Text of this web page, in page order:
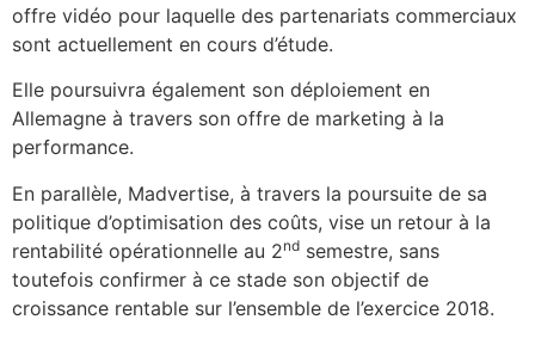
offre vidéo pour laquelle des partenariats commerciaux
sont actuellement en cours d’étude.
Elle poursuivra également son déploiement en
Allemagne à travers son offre de marketing à la
performance.
En parallèle, Madvertise, à travers la poursuite de sa
politique d’optimisation des coûts, vise un retour à la
rentabilité opérationnelle au 2nd semestre, sans
toutefois confirmer à ce stade son objectif de
croissance rentable sur l’ensemble de l’exercice 2018.